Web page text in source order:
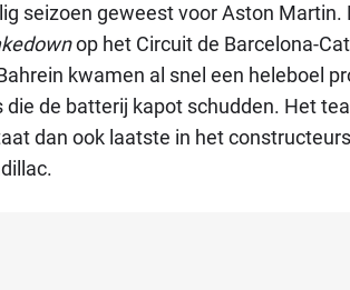
seizoen geweest voor Aston Martin.
op het Circuit de Barcelona-
kwamen al snel een heleboel
de batterij kapot schudden. Het
dan ook laatste in het